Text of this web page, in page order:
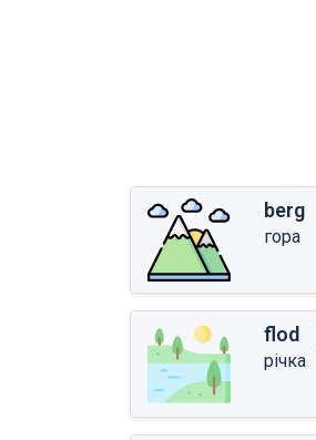
berg
гора
flod
річка